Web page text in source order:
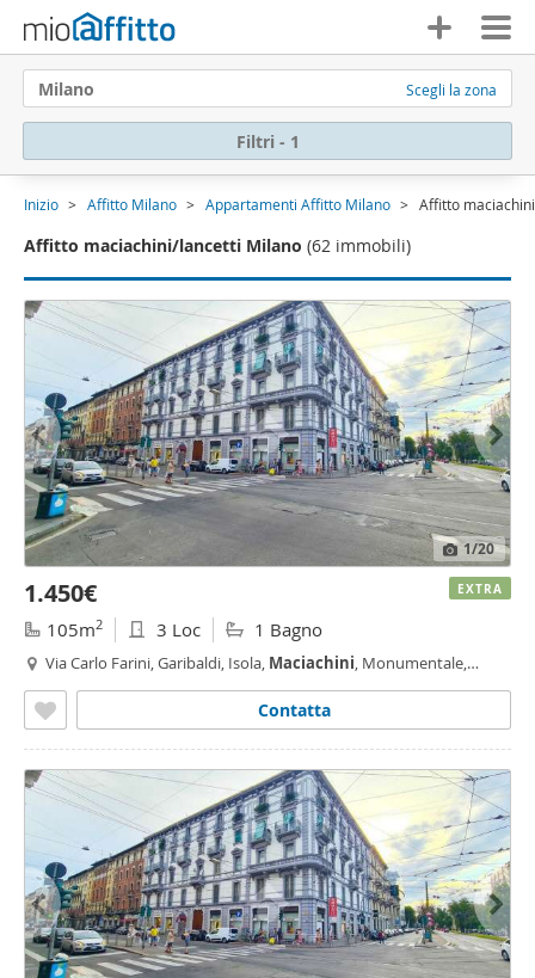
Milano Scegli la zona
Filtri - 1
Inizio Affitto Milano Appartamenti Affitto Milano Affitto
Affitto maciachini/lancetti Milano (62 immobili)
1/20
1.450€
105m2 3 Loc 1 Bagno
Via Carlo Farini, Garibaldi, Isola, Maciachini, Monumentale,
Contatta
EXTRA